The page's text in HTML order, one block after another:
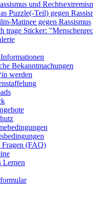
und
Puzzle(-Teil) gegen
Matinee gegen Rassismus
trage Sticker:
Bekanntmachungen
werden
(FAQ)
Lernen